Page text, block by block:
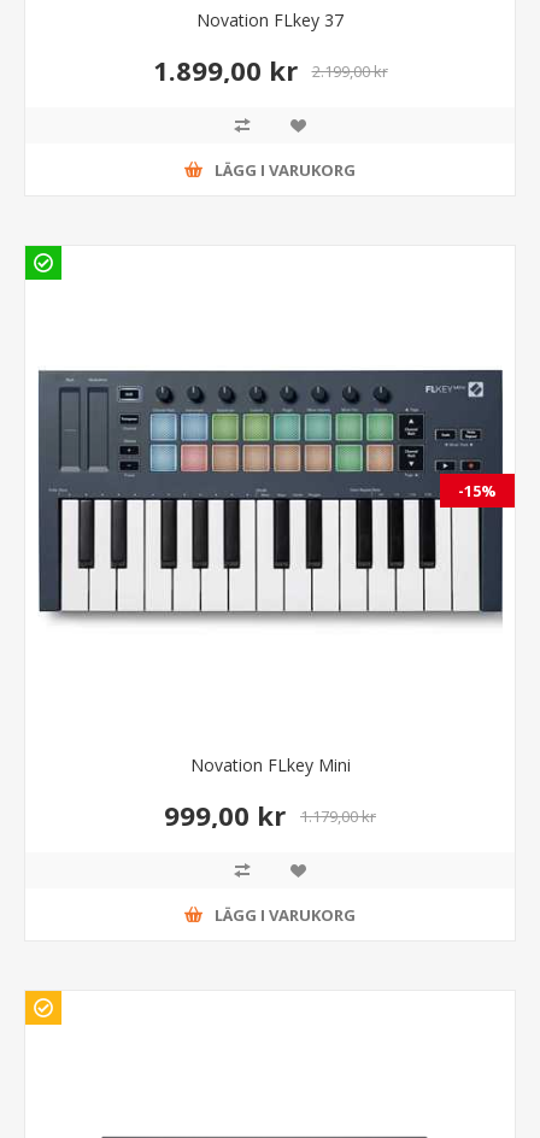
Novation FLkey 37
1.899,00 kr 2.199,00 kr
LÄGG I VARUKORG
-15%
Novation FLkey Mini
999,00 kr 1.179,00 kr
LÄGG I VARUKORG